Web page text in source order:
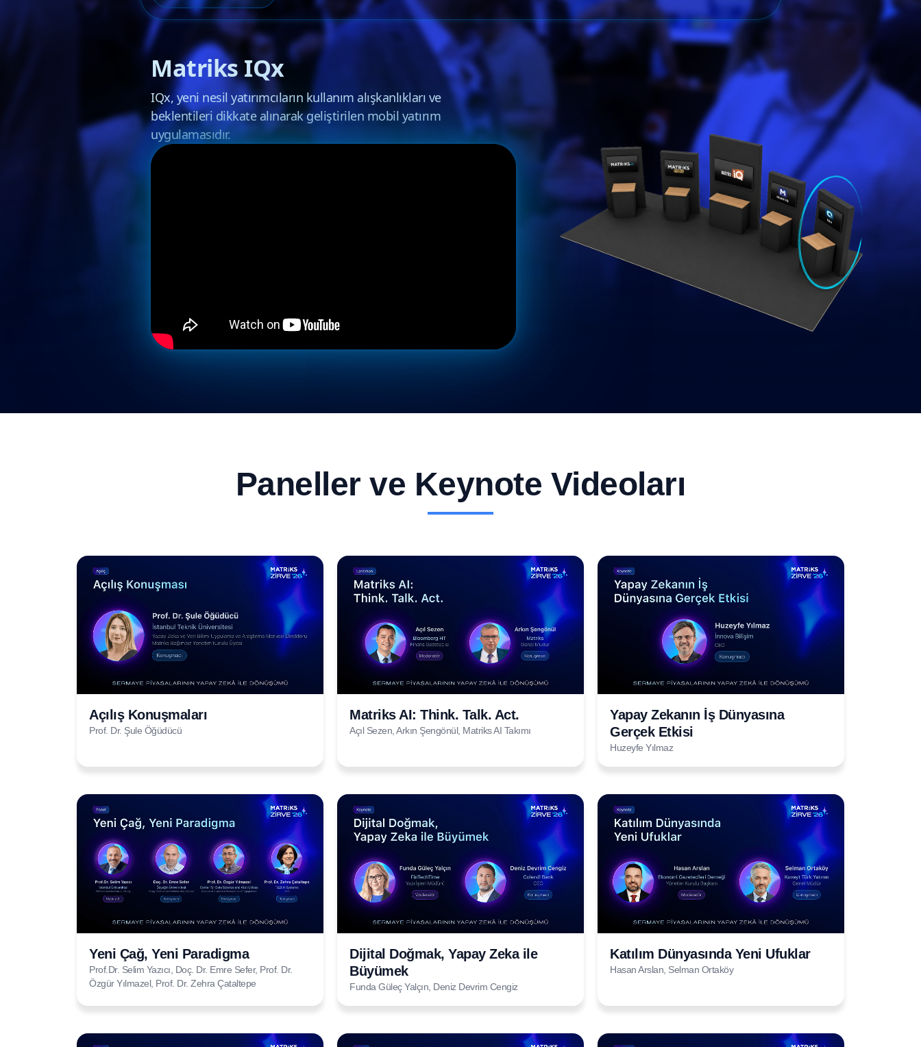
Matriks IQx
IQx, yeni nesil yatırımcıların kullanım alışkanlıkları ve
beklentileri dikkate alınarak geliştirilen mobil yatırım
uygulamasıdır.
Paneller ve Keynote Videoları
Açılış Konuşmaları
Prof. Dr. Şule Öğüdücü
Matriks AI: Think. Talk. Act.
Açıl Sezen, Arkın Şengönül, Matriks AI Takımı
Yapay Zekanın İş Dünyasına
Gerçek Etkisi
Huzeyfe Yılmaz
Yeni Çağ, Yeni Paradigma
Prof.Dr. Selim Yazıcı, Doç. Dr. Emre Sefer, Prof. Dr.
Özgür Yılmazel, Prof. Dr. Zehra Çataltepe
Dijital Doğmak, Yapay Zeka ile
Büyümek
Funda Güleç Yalçın, Deniz Devrim Cengiz
Katılım Dünyasında Yeni Ufuklar
Hasan Arslan, Selman Ortaköy